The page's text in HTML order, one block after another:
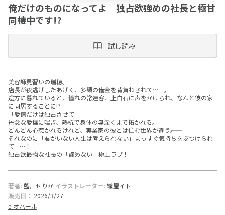
ニ
ュ
庫
俺だけのものになってよ 独占欲強めの社長と極甘
同棲中です!?
試し読み
美容師見習いの瑞穂。
店長が夜逃げしたあげく、多額の借金を背負わされて……。
途方に暮れていると、憧れの常連客、上白石に声をかけられ、なんと彼の家
に同居することに!?
「愛情だけは独占させて」
丹念な愛撫に喘ぎ、熱杭で身体の奥深くまで拓かれる。
どんどん心惹かれるけれど、実業家の彼とは住む世界が違う――。
それなのに「君がいない人生は考えられない」まっすぐ気持ちをぶつけられ
て……！
独占欲最強な社長の「諦めない」極上ラブ！
著者: 藍川せりか イラストレーター: 織屋イト
販売日： 2026/3/27
e-オパール